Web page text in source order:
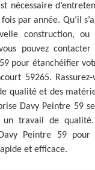
nécessaire
par année. Qu’il
construction,
pouvez
pour étanchéifier
59265.
qualité et des
Davy Peintre 59
un travail de
Peintre 59 pour
et efficace.